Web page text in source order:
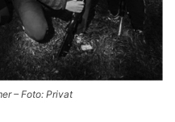
– Foto: Privat